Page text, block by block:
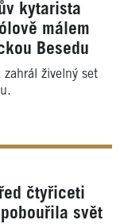
kytarista
málem
Besedu
živelný set
čtyřiceti
svět